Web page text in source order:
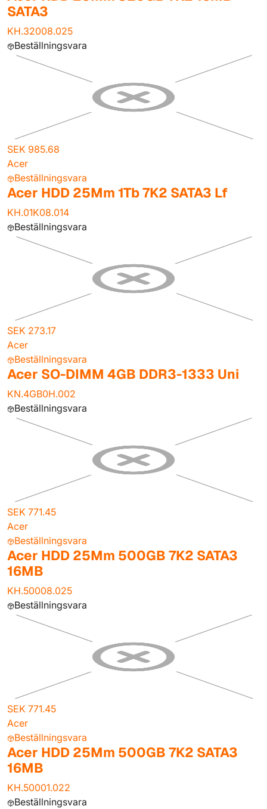
SATA3
KH.32008.025
Beställningsvara
SEK 985.68
Acer
Beställningsvara
Acer HDD 25Mm 1Tb 7K2 SATA3 Lf
KH.01K08.014
Beställningsvara
SEK 273.17
Acer
Beställningsvara
Acer SO-DIMM 4GB DDR3-1333 Uni
KN.4GB0H.002
Beställningsvara
SEK 771.45
Acer
Beställningsvara
Acer HDD 25Mm 500GB 7K2 SATA3
16MB
KH.50008.025
Beställningsvara
SEK 771.45
Acer
Beställningsvara
Acer HDD 25Mm 500GB 7K2 SATA3
16MB
KH.50001.022
Beställningsvara